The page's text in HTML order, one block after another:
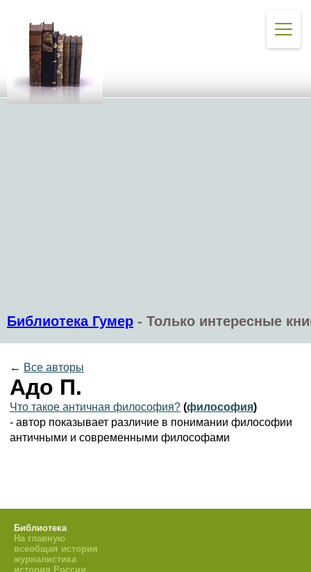
Библиотека Гумер - Только интересные
← Все авторы
Адо П.
Что такое античная философия? (философия)
- автор показывает различие в понимании философии
античными и современными философами
Библиотека
На главную
всеобщая история
журналистика
история России